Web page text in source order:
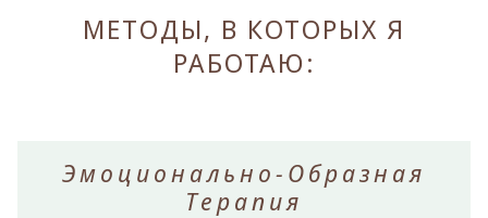
МЕТОДЫ, В КОТОРЫХ Я
РАБОТАЮ:
Эмоционально-Образная
Терапия